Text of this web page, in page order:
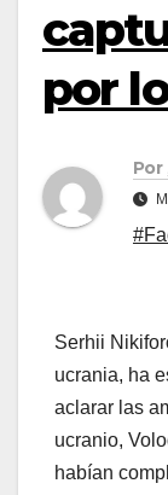
por
Por
Serhii
ucrania, ha
aclarar las
ucranio,
habían